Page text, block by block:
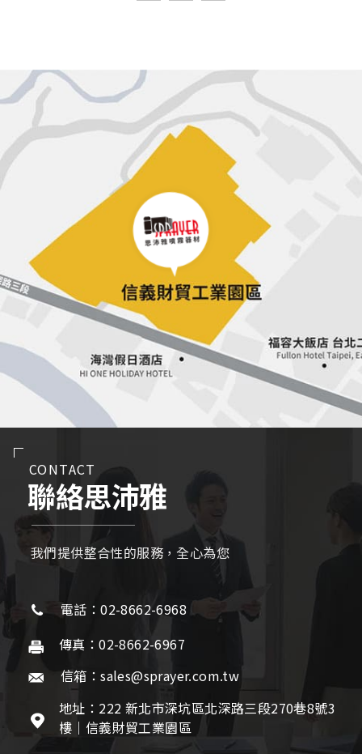
CONTACT
聯絡思沛雅
我們提供整合性的服務，全心為您
電話：02-8662-6968
傳真：02-8662-6967
信箱：sales@sprayer.com.tw
地址：222 新北市深坑區北深路三段270巷8號3
樓｜信義財貿工業園區